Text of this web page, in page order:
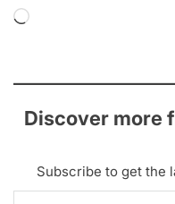
Loading…
Discover more
Subscribe to get the
Type your email…